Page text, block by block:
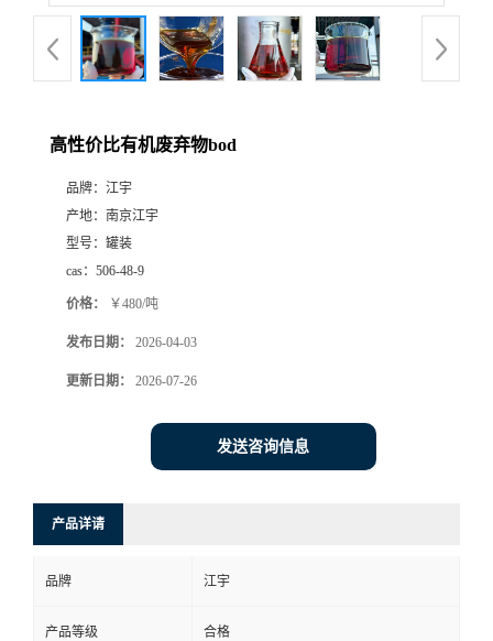
高性价比有机废弃物bod
品牌： 江宇
产地： 南京江宇
型号： 罐装
cas： 506-48-9
价格： ￥480/吨
发布日期： 2026-04-03
更新日期： 2026-07-26
发送咨询信息
产品详请
品牌 江宇
产品等级 合格